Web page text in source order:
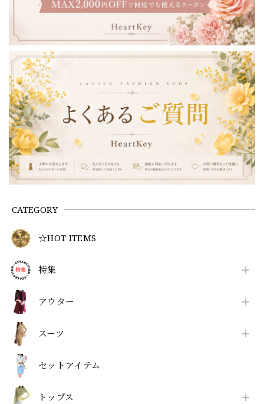
CATEGORY
☆HOT ITEMS
特集
アウター
スーツ
セットアイテム
トップス